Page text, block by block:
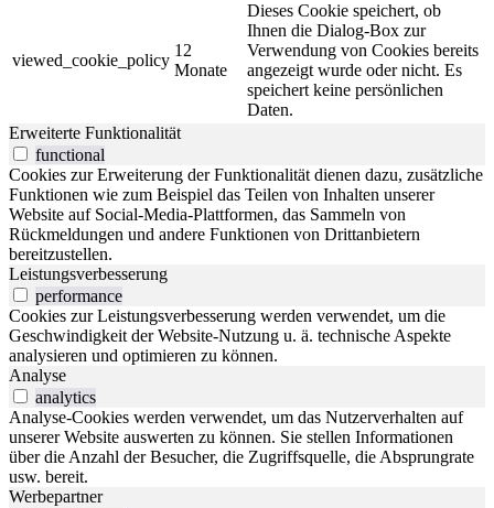
viewed_cookie_policy
12
Monate
Dieses Cookie speichert, ob
Ihnen die Dialog-Box zur
Verwendung von Cookies bereits
angezeigt wurde oder nicht. Es
speichert keine persönlichen
Daten.
Erweiterte Funktionalität
functional
Cookies zur Erweiterung der Funktionalität dienen dazu, zusätzliche
Funktionen wie zum Beispiel das Teilen von Inhalten unserer
Website auf Social-Media-Plattformen, das Sammeln von
Rückmeldungen und andere Funktionen von Drittanbietern
bereitzustellen.
Leistungsverbesserung
performance
Cookies zur Leistungsverbesserung werden verwendet, um die
Geschwindigkeit der Website-Nutzung u. ä. technische Aspekte
analysieren und optimieren zu können.
Analyse
analytics
Analyse-Cookies werden verwendet, um das Nutzerverhalten auf
unserer Website auswerten zu können. Sie stellen Informationen
über die Anzahl der Besucher, die Zugriffsquelle, die Absprungrate
usw. bereit.
Werbepartner